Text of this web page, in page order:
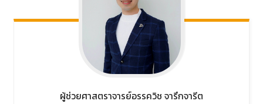
ผู้ช่วยศาสตราจารย์อรรควิช จารึกจารีต